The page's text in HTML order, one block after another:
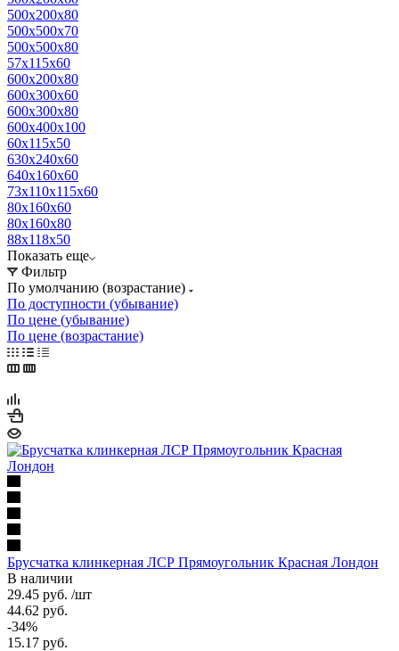
500х200х80
500х500х70
500х500х80
57х115х60
600х200х80
600х300х60
600х300х80
600х400х100
60х115х50
630х240х60
640х160х60
73х110х115х60
80х160х60
80х160х80
88х118х50
Показать еще
Фильтр
По умолчанию (возрастание)
По доступности (убывание)
По цене (убывание)
По цене (возрастание)
Брусчатка клинкерная ЛСР Прямоугольник Красная Лондон
В наличии
29.45 руб. /шт
44.62 руб.
-34%
15.17 руб.